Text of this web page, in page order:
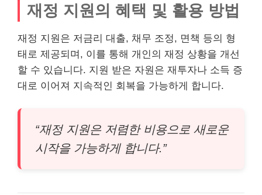
재정 지원의 혜택 및 활용 방법
재정 지원은 저금리 대출, 채무 조정, 면책 등의 형
태로 제공되며, 이를 통해 개인의 재정 상황을 개선
할 수 있습니다. 지원 받은 자원은 재투자나 소득 증
대로 이어져 지속적인 회복을 가능하게 합니다.
“재정 지원은 저렴한 비용으로 새로운
시작을 가능하게 합니다.”